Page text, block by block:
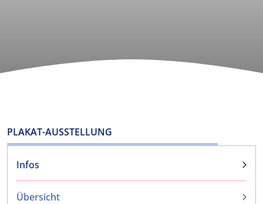
PLAKAT-AUSSTELLUNG
Infos
Übersicht